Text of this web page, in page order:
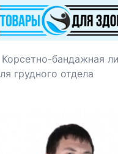
Корсетно-бандажная
грудного отдела